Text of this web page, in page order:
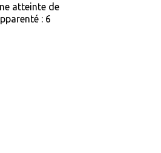
atteinte de
: 6